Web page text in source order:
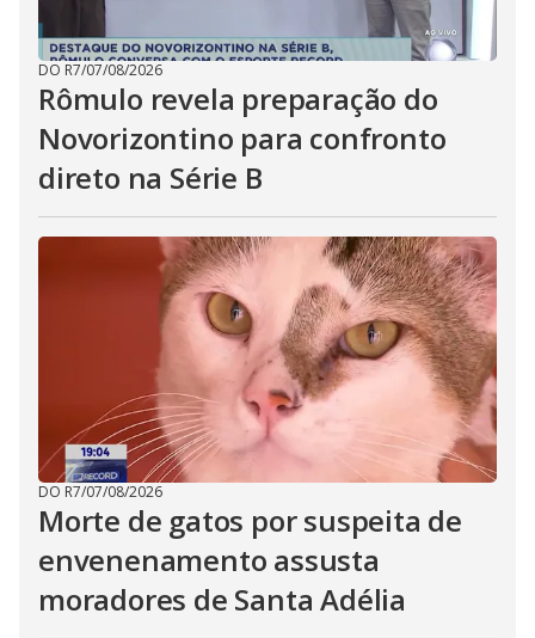
DO R7/07/08/2026
Rômulo revela preparação do
Novorizontino para confronto
direto na Série B
DO R7/07/08/2026
Morte de gatos por suspeita de
envenenamento assusta
moradores de Santa Adélia